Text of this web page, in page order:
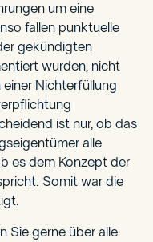
um eine
fallen punktuelle
gekündigten
wurden, nicht
Nichterfüllung
ist nur, ob das
alle
es dem Konzept der
Somit war die
Sie gerne über alle